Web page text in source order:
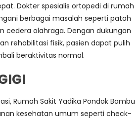
Dokter spesialis ortopedi di rumah
berbagai masalah seperti patah
cedera olahraga. Dengan dukungan
rehabilitasi fisik, pasien dapat pulih
beraktivitas normal.
Rumah Sakit Yadika Pondok Bambu
kesehatan umum seperti check-